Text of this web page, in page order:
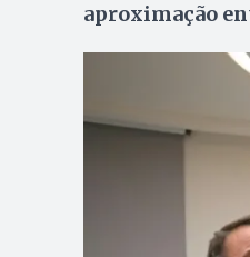
aproximação